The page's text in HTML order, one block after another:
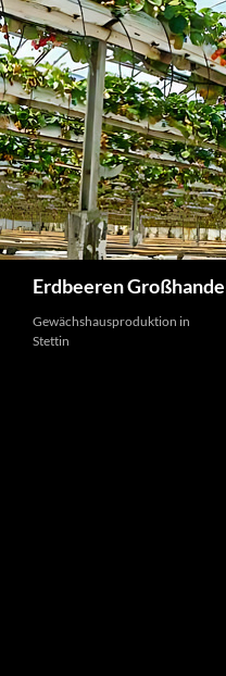
Erdbeeren
Gewächshausproduktion in
Stettin